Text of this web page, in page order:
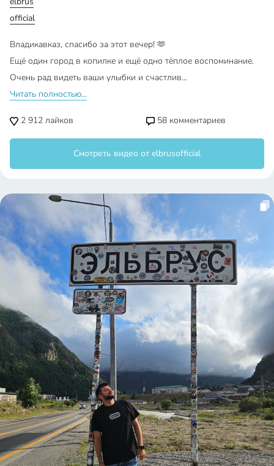
official
Владикавказ, спасибо за этот вечер! 🫶
Ещё один город в копилке и ещё одно тёплое воспоминание.
Очень рад видеть ваши улыбки и счастлив…
Читать полностью...
2 912 лайков 58 комментариев
Смотреть видео от elbrusofficial